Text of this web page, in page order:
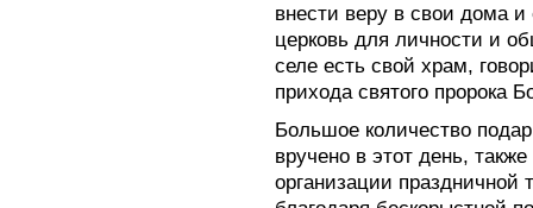
внести веру в свои дома
церковь для личности и
селе есть свой храм,
прихода святого пророка
Большое количество
вручено в этот день,
организации праздничной